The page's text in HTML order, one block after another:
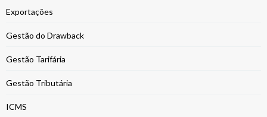
Exportações
Gestão do Drawback
Gestão Tarifária
Gestão Tributária
ICMS